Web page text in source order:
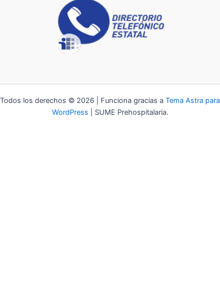
Todos los derechos © 2026 | Funciona gracias a Tema Astra para
WordPress | SUME Prehospitalaria.